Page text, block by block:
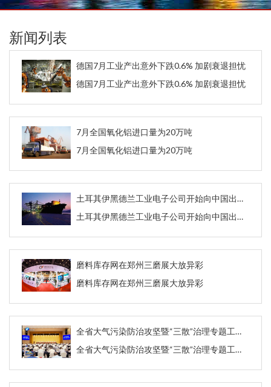
新闻列表
德国7月工业产出意外下跌0.6% 加剧衰退担忧
德国7月工业产出意外下跌0.6% 加剧衰退担忧
7月全国氧化铝进口量为20万吨
7月全国氧化铝进口量为20万吨
土耳其伊黑德兰工业电子公司开始向中国出口铝土矿
土耳其伊黑德兰工业电子公司开始向中国出口铝土矿
磨料库存网在郑州三磨展大放异彩
磨料库存网在郑州三磨展大放异彩
全省大气污染防治攻坚暨“三散”治理专题工作会议召开
全省大气污染防治攻坚暨“三散”治理专题工作会议召开